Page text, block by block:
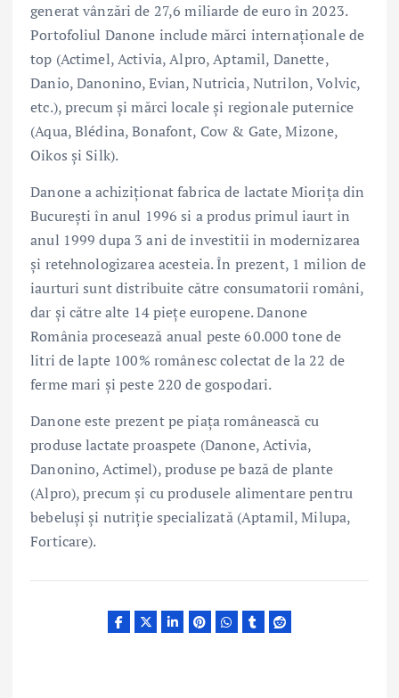
generat vânzări de 27,6 miliarde de euro în 2023.
Portofoliul Danone include mărci internaționale de
top (Actimel, Activia, Alpro, Aptamil, Danette,
Danio, Danonino, Evian, Nutricia, Nutrilon, Volvic,
etc.), precum și mărci locale și regionale puternice
(Aqua, Blédina, Bonafont, Cow & Gate, Mizone,
Oikos și Silk).
Danone a achiziționat fabrica de lactate Miorița din
București în anul 1996 si a produs primul iaurt in
anul 1999 dupa 3 ani de investitii in modernizarea
și retehnologizarea acesteia. În prezent, 1 milion de
iaurturi sunt distribuite către consumatorii români,
dar și către alte 14 piețe europene. Danone
România procesează anual peste 60.000 tone de
litri de lapte 100% românesc colectat de la 22 de
ferme mari și peste 220 de gospodari.
Danone este prezent pe piața românească cu
produse lactate proaspete (Danone, Activia,
Danonino, Actimel), produse pe bază de plante
(Alpro), precum și cu produsele alimentare pentru
bebeluși și nutriție specializată (Aptamil, Milupa,
Forticare).